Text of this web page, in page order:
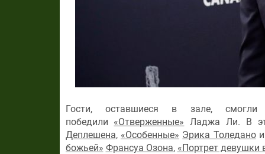
Гости, оставшиеся в зале,
победили «Отверженные» Ладжа Ли. В
Деплешена, «Особенные» Эрика Толедано
божьей» Франсуа Озона, «Портрет девушки